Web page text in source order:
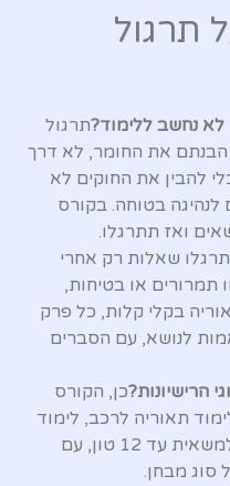
תרגול
נחשב ללימוד?תרגול
את החומר, לא דרך
להבין את החוקים לא
לנהיגה בטוחה. בקורס
ואז תתרגלו.
תרגלו שאלות רק אחרי
תמרורים או בטיחות,
בקלי קלות, כל פרק
לנושא, עם הסברים
הרישיונות?כן, הקורס
תאוריה לרכב, לימוד
תאוריה לאופנוע, ותאוריה למשאית עד 12 טון, עם
סוג מבחן.